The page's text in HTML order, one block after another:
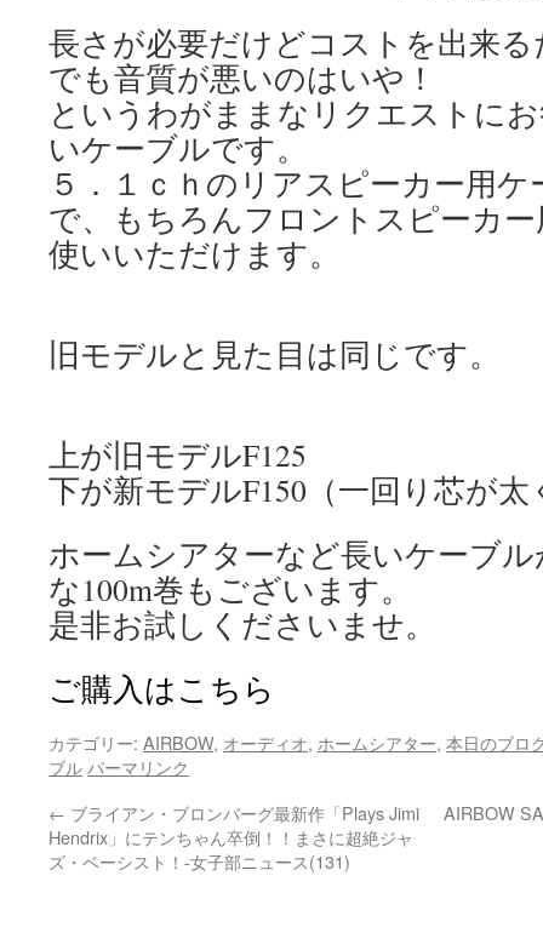
長さが必要だけどコストを出来
でも音質が悪いのはいや！
というわがままなリクエストに
いケーブルです。
５．１ｃｈのリアスピーカー用
で、もちろんフロントスピーカ
使いいただけます。
旧モデルと見た目は同じです。
上が旧モデルF125
下が新モデルF150（一回り芯が
ホームシアターなど長いケーブ
な100m巻もございます。
是非お試しくださいませ。
ご購入はこちら
カテゴリー: AIRBOW, オーディオ, ホームシアター, 本日のブロ
ブル パーマリンク
← ブライアン・ブロンバーグ最新作「Plays Jimi
Hendrix」にテンちゃん卒倒！！まさに超絶ジャ
ズ・ベーシスト！-女子部ニュース(131)
AIRBOW